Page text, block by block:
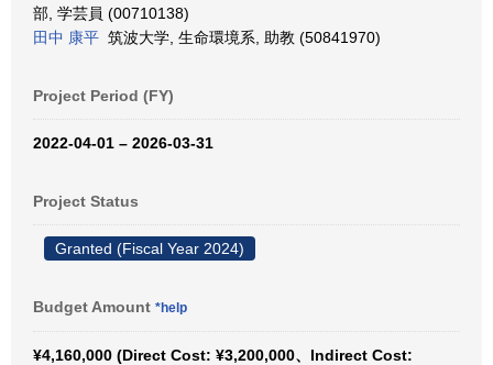
部, 学芸員 (00710138)
田中 康平 筑波大学, 生命環境系, 助教 (50841970)
Project Period (FY)
2022-04-01 – 2026-03-31
Project Status
Granted (Fiscal Year 2024)
Budget Amount *help
¥4,160,000 (Direct Cost: ¥3,200,000、Indirect Cost: